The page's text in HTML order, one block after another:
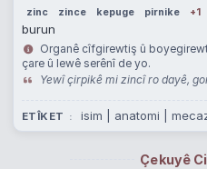
zinc zince kepuge pirnike +1
burun
Organê cîfgirewtiş û
çare û lewê serênî de yo.
Yewî çirpikê mi zincî ro dayê,
ETÎKET isim | anatomi |
Çekuyê